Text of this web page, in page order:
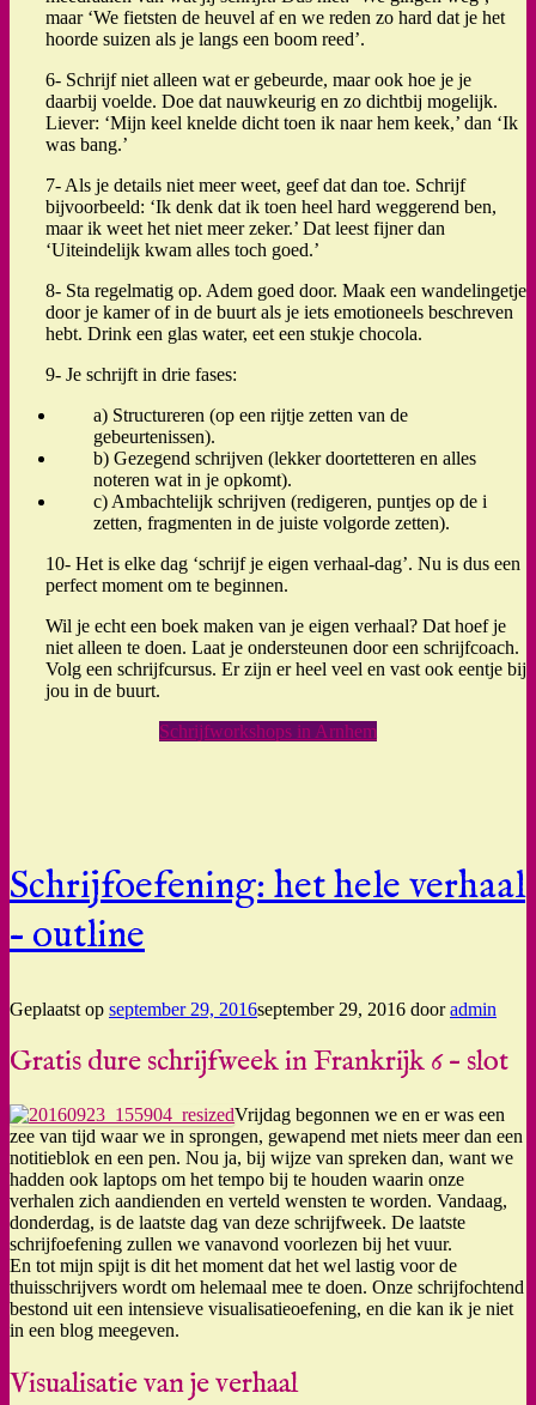
maar ‘We fietsten de heuvel af en we reden zo hard dat je het
hoorde suizen als je langs een boom reed’.
6- Schrijf niet alleen wat er gebeurde, maar ook hoe je je
daarbij voelde. Doe dat nauwkeurig en zo dichtbij mogelijk.
Liever: ‘Mijn keel knelde dicht toen ik naar hem keek,’ dan ‘Ik
was bang.’
7- Als je details niet meer weet, geef dat dan toe. Schrijf
bijvoorbeeld: ‘Ik denk dat ik toen heel hard weggerend ben,
maar ik weet het niet meer zeker.’ Dat leest fijner dan
‘Uiteindelijk kwam alles toch goed.’
8- Sta regelmatig op. Adem goed door. Maak een wandelingetje
door je kamer of in de buurt als je iets emotioneels beschreven
hebt. Drink een glas water, eet een stukje chocola.
9- Je schrijft in drie fases:
a) Structureren (op een rijtje zetten van de
gebeurtenissen).
b) Gezegend schrijven (lekker doortetteren en alles
noteren wat in je opkomt).
c) Ambachtelijk schrijven (redigeren, puntjes op de i
zetten, fragmenten in de juiste volgorde zetten).
10- Het is elke dag ‘schrijf je eigen verhaal-dag’. Nu is dus een
perfect moment om te beginnen.
Wil je echt een boek maken van je eigen verhaal? Dat hoef je
niet alleen te doen. Laat je ondersteunen door een schrijfcoach.
Volg een schrijfcursus. Er zijn er heel veel en vast ook eentje bij
jou in de buurt.
Schrijfworkshops in Arnhem
Schrijfoefening: het hele verhaal
– outline
Geplaatst op september 29, 2016september 29, 2016 dooradmin
Gratis dure schrijfweek in Frankrijk 6 – slot
Vrijdag begonnen we en er was een
zee van tijd waar we in sprongen, gewapend met niets meer dan een
notitieblok en een pen. Nou ja, bij wijze van spreken dan, want we
hadden ook laptops om het tempo bij te houden waarin onze
verhalen zich aandienden en verteld wensten te worden. Vandaag,
donderdag, is de laatste dag van deze schrijfweek. De laatste
schrijfoefening zullen we vanavond voorlezen bij het vuur.
En tot mijn spijt is dit het moment dat het wel lastig voor de
thuisschrijvers wordt om helemaal mee te doen. Onze schrijfochtend
bestond uit een intensieve visualisatieoefening, en die kan ik je niet
in een blog meegeven.
Visualisatie van je verhaal